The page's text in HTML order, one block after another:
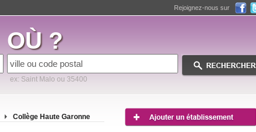
Rejoignez-nous sur
OÙ ?
ex: Saint Malo ou 35400
Collège Haute Garonne